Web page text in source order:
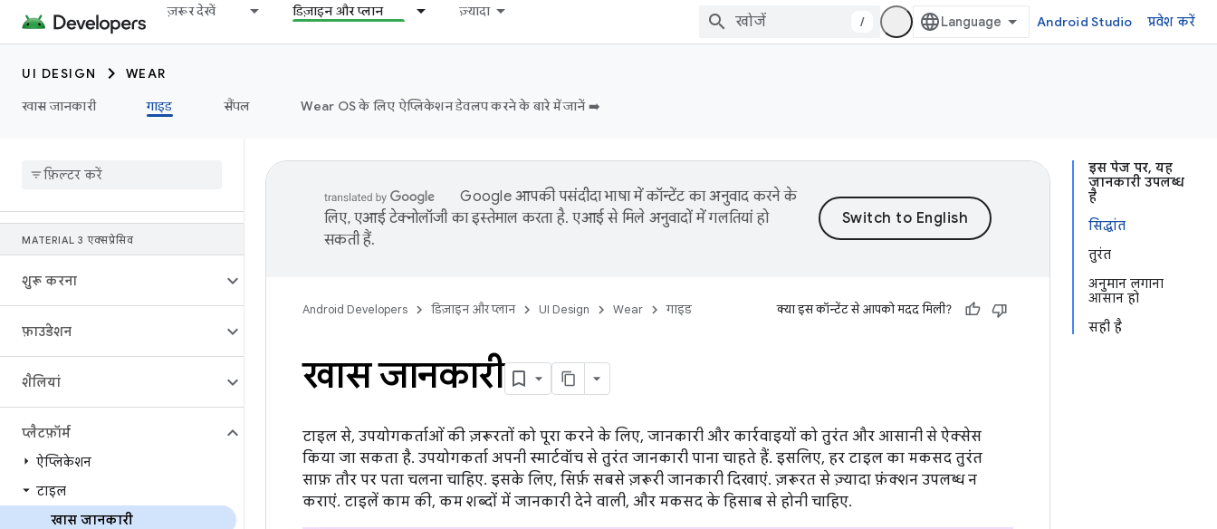
ज़रूर देखें डिज़ाइन और प्लान ज़्यादा
/ Android Studio प्रवेश करें
UI DESIGN
WEAR
खास जानकारी
गाइड सैंपल Wear OS के लिए ऐप्लिकेशन डेवलप करने के बारे में जानें ➡️
MATERIAL 3 एक्सप्रेसिव
शुरू करना
फ़ाउंडेशन
शैलियां
प्लैटफ़ॉर्म
ऐप्लिकेशन
टाइल
खास जानकारी
इस पेज पर, यह
जानकारी उपलब्ध
है
सिद्धांत
तुरंत
अनुमान लगाना
आसान हो
सही है
Google आपकी पसंदीदा भाषा में कॉन्टेंट का अनुवाद करने के
लिए, एआई टेक्नोलॉजी का इस्तेमाल करता है. एआई से मिले अनुवादों में गलतियां हो
सकती हैं.
Android Developers डिज़ाइन और प्लान UI Design Wear गाइड क्या इस कॉन्टेंट से आपको मदद मिली?
खास जानकारी
टाइल से, उपयोगकर्ताओं की ज़रूरतों को पूरा करने के लिए, जानकारी और कार्रवाइयों को तुरंत और आसानी से ऐक्सेस
किया जा सकता है. उपयोगकर्ता अपनी स्मार्टवॉच से तुरंत जानकारी पाना चाहते हैं. इसलिए, हर टाइल का मकसद तुरंत
साफ़ तौर पर पता चलना चाहिए. इसके लिए, सिर्फ़ सबसे ज़रूरी जानकारी दिखाएं. ज़रूरत से ज़्यादा फ़ंक्शन उपलब्ध न
कराएं. टाइलें काम की, कम शब्दों में जानकारी देने वाली, और मकसद के हिसाब से होनी चाहिए.